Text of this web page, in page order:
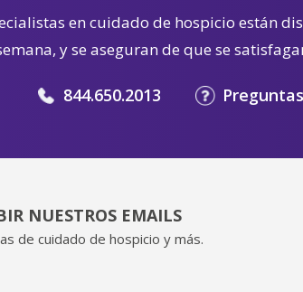
en cuidado de hospicio están
y se aseguran de que se
844.650.2013
NUESTROS EMAILS
de cuidado de hospicio y más.